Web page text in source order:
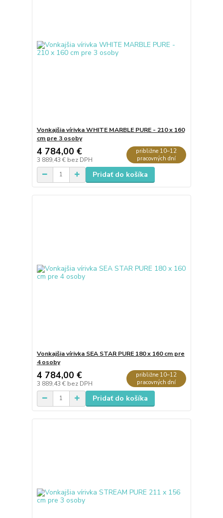
Vonkajšia vírivka WHITE MARBLE PURE - 210 x 160
cm pre 3 osoby
4 784,00 €
3 889,43 € bez DPH
približne 10–12
pracovných dní
Pridať do košíka
Vonkajšia vírivka SEA STAR PURE 180 x 160 cm pre
4 osoby
4 784,00 €
3 889,43 € bez DPH
približne 10–12
pracovných dní
Pridať do košíka